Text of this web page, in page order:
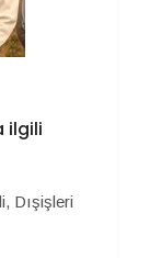
ilgili
Dışişleri